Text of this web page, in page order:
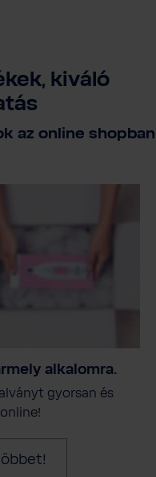
kiváló
az online shopban
alkalomra.
gyorsan és